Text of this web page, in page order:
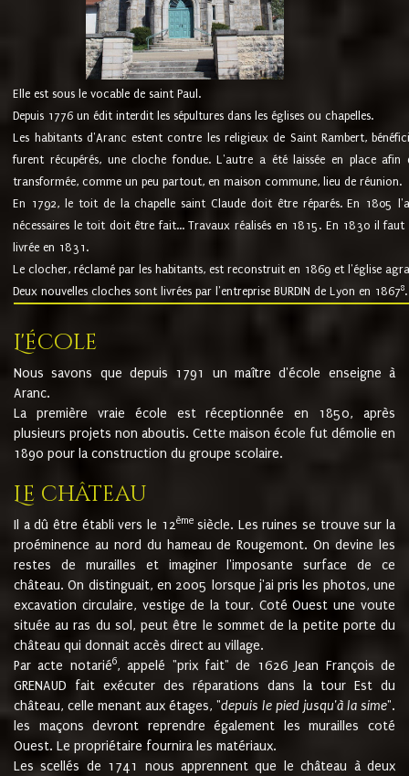
Elle est sous le vocable de saint Paul.
Depuis 1776 un édit interdit les sépultures dans les églises ou chapelles.
Les habitants d'Aranc estent contre les religieux de Saint Rambert,
furent récupérés, une cloche fondue. L'autre a été laissée en place
transformée, comme un peu partout, en maison commune, lieu de réunion.
En 1792, le toit de la chapelle saint Claude doit être réparés. En 1805
nécessaires le toit doit être fait... Travaux réalisés en 1815. En 1830 il
livrée en 1831.
Le clocher, réclamé par les habitants, est reconstruit en 1869 et l'église
Deux nouvelles cloches sont livrées par l'entreprise BURDIN de Lyon en 18678.
L'école
Nous savons que depuis 1791 un maître d'école enseigne à
Aranc.
La première vraie école est réceptionnée en 1850, après
plusieurs projets non aboutis. Cette maison école fut démolie en
1890 pour la construction du groupe scolaire.
Le château
Il a dû être établi vers le 12èmesiècle. Les ruines se trouve sur la
proéminence au nord du hameau de Rougemont. On devine les
restes de murailles et imaginer l'imposante surface de ce
château. On distinguait, en 2005 lorsque j'ai pris les photos, une
excavation circulaire, vestige de la tour. Coté Ouest une voute
située au ras du sol, peut être le sommet de la petite porte du
château qui donnait accès direct au village.
Par acte notarié6, appelé "prix fait" de 1626 Jean François de
GRENAUD fait exécuter des réparations dans la tour Est du
château, celle menant aux étages, "depuis le pied jusqu'à la sime".
les maçons devront reprendre également les murailles coté
Ouest. Le propriétaire fournira les matériaux.
Les scellés de 1741 nous apprennent que le château à deux